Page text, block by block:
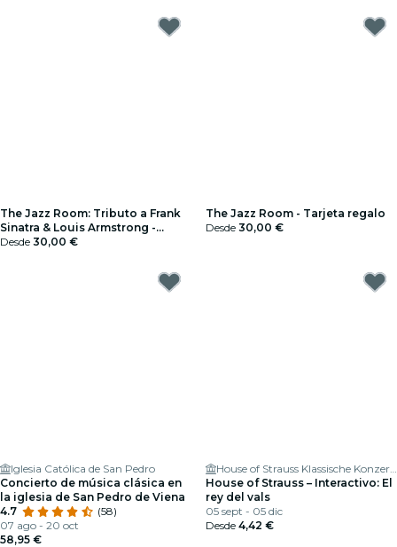
The Jazz Room: Tributo a Frank
Sinatra & Louis Armstrong -
Tarjetas regalo
Desde 30,00 €
The Jazz Room - Tarjeta regalo
Desde 30,00 €
Iglesia Católica de San Pedro
Concierto de música clásica en
la iglesia de San Pedro de Viena
4.7
(58)
07 ago - 20 oct
58,95 €
House of Strauss Klassische Konzerte & Museum
House of Strauss – Interactivo: El
rey del vals
05 sept - 05 dic
Desde 4,42 €